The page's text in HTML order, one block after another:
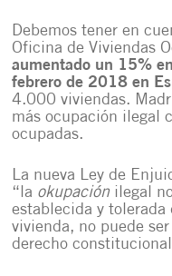
Debemos tener en
Oficina de Viviendas
aumentado un 15%
febrero de 2018 en
4.000 viviendas.
más ocupación ilegal
ocupadas.
La nueva Ley de
“la okupación ilegal
establecida y tolerada
vivienda, no puede
derecho